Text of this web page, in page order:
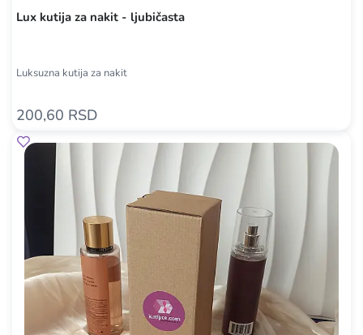
Lux kutija za nakit - ljubičasta
Luksuzna kutija za nakit
200,60 RSD